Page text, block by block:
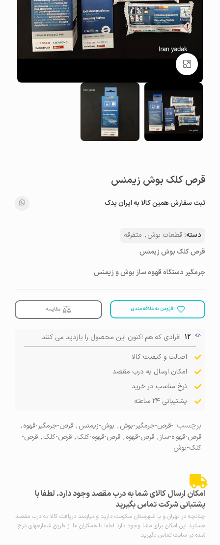
بزرگنمایی تصویر
قرص کلک بوش زیمنس
ثبت سفارش همین کالا به ایران یدک
دسته: قطعات بوش, متفرقه
قرص کلک بوش زیمنس
جرمگیر دستگاه قهوه ساز بوش و زیمنس
افزودن به علاقه مندی مقایسه
12 افرادی که هم اکنون این محصول را بازدید می کنند
اصالت و کیفیت کالا
امکان ارسال به درب مقصد
نرخ مناسب در خرید
پشتیبانی ۲۴ ساعته
برچسب: -قرص-جرمگیر-بوش, بوش-زیمنس, قرص-جرمگیر-قهوه,
قرص-قهو.ه-ساز, قرص-قهوه, قرص-قهوه-کلک, قرص-کلک, قرص-
کلک-بوش
امکان ارسال کالای شما به درب مقصد وجود دارد. لطفا با
پشتبانی شرکت تماس بگیرید
چنانچه در تهران و یا شهرستان سکونت دارید و نیازمند دریافت کالا به درب مقصد
هستید این امکان برای مشا وجود دارد لطفا با همکاران ما از طریق شمارههای درج
شده در سایت تماس بگیرید.